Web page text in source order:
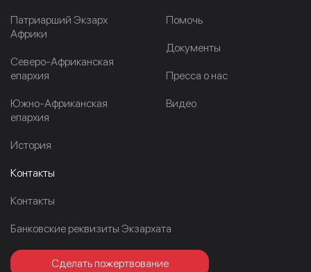
Патриарший Экзарх
Африки
Северо-Африканская
епархия
Южно-Африканская
епархия
История
Помочь
Документы
Пресса о нас
Видео
Контакты
Контакты
Банковские реквизиты Экзархата
Сделать пожертвование